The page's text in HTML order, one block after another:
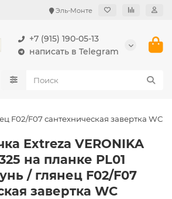
Эль-Монте
+7 (915) 190-05-13
написать в Telegram
F02/F07 сантехническая завертка WC
Extreza VERONIKA
на планке PL01
/ глянец F02/F07
завертка WC